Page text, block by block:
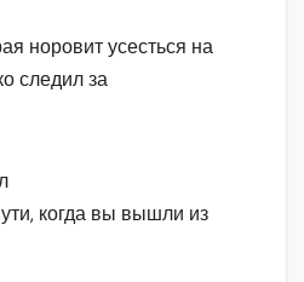
норовит усесться на
следил за
когда вы вышли из